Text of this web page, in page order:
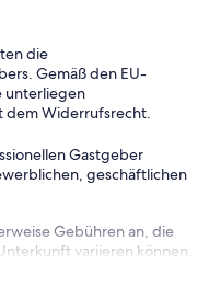
mit Schutz
Für alle, die den
Sprungbretter
ein Wasserski und Wake
drei Sonnenterrassen,
Amager ist ein
für Pflanzen,
Fahrräder
die
Gemäß den EU-
unterliegen
dem Widerrufsrecht.
Gastgeber
geschäftlichen
Gebühren an, die
variieren können.